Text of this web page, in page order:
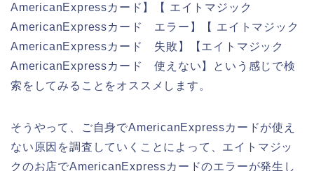
AmericanExpressカード】【 エイトマジック
AmericanExpressカード エラー】【 エイトマジック
AmericanExpressカード 失敗】【エイトマジック
AmericanExpressカード 使えない】という感じで検
索をしてみることをオススメします。
そうやって、ご自身でAmericanExpressカードが使え
ない原因を調査していくことによって、エイトマジッ
クのお店でAmericanExpressカードのエラーが発生し